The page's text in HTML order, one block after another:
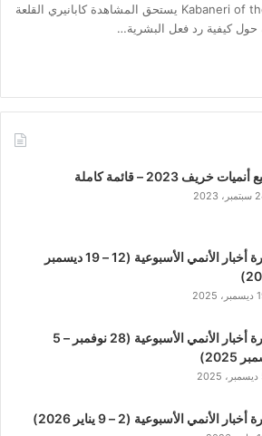
هل انمي Kabaneri of the Iron Fortress يستحق المشاهدة كابانيري القلعة
حول كيفية رد فعل البشرية…
خريف 2023 – قائمة كاملة
2023
نشرة أخبار الأنمي الأسبوعية (12 – 19 ديسمبر
2025
نشرة أخبار الأنمي الأسبوعية (28 نوفمبر – 5
2025)
الأنمي الأسبوعية (2 – 9 يناير 2026)